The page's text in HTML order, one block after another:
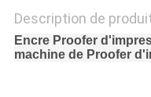
Description de
Encre Proofer
machine de Proofer